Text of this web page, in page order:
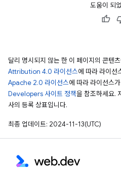
도움이 되
달리 명시되지 않는 한 이 페이지의 콘텐
Attribution 4.0 라이선스에 따라 라이선
Apache 2.0 라이선스에 따라 라이선스
Developers 사이트 정책을 참조하세요.
사의 등록 상표입니다.
최종 업데이트: 2024-11-13(UTC)